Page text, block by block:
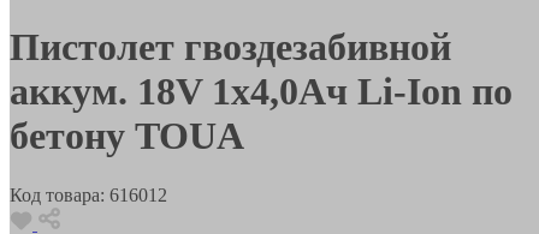
Пистолет гвоздезабивной
аккум. 18V 1х4,0Ач Li-Ion по
бетону TOUA
Код товара: 616012